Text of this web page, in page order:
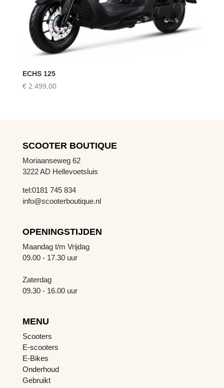
ECHS 125
€2.499,00
SCOOTER BOUTIQUE
Moriaanseweg 62
3222 AD Hellevoetsluis
tel:0181 745 834
info@scooterboutique.nl
OPENINGSTIJDEN
Maandag t/m Vrijdag
09.00 - 17.30 uur
Zaterdag
09.30 - 16.00 uur
MENU
Scooters
E-scooters
E-Bikes
Onderhoud
Gebruikt